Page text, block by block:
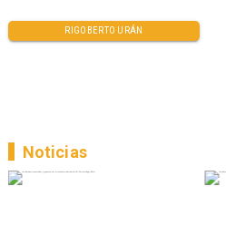
RIGOBERTO URÁN
Noticias